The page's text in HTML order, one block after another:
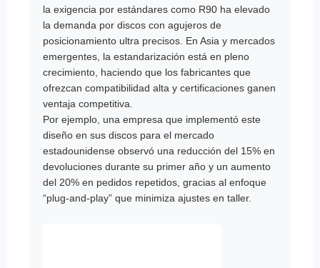
la exigencia por estándares como R90 ha elevado
la demanda por discos con agujeros de
posicionamiento ultra precisos. En Asia y mercados
emergentes, la estandarización está en pleno
crecimiento, haciendo que los fabricantes que
ofrezcan compatibilidad alta y certificaciones ganen
ventaja competitiva.
Por ejemplo, una empresa que implementó este
diseño en sus discos para el mercado
estadounidense observó una reducción del 15% en
devoluciones durante su primer año y un aumento
del 20% en pedidos repetidos, gracias al enfoque
“plug-and-play” que minimiza ajustes en taller.